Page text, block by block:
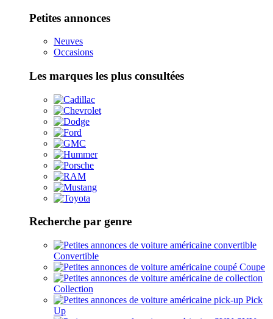
Petites annonces
Neuves
Occasions
Les marques les plus consultées
Recherche par genre
Convertible
Coupe
Collection
Pick
Up